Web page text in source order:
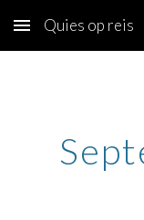
Skip to main content
Quies op reis